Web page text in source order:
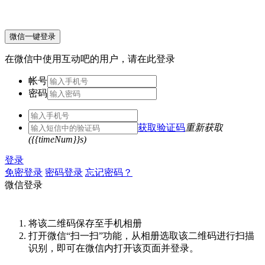
微信一键登录
在微信中使用互动吧的用户，请在此登录
帐号
密码
获取验证码重新获取
({{timeNum}}s)
登录
免密登录 密码登录 忘记密码？
微信登录
将该二维码保存至手机相册
打开微信“扫一扫”功能，从相册选取该二维码进行扫描
识别，即可在微信内打开该页面并登录。